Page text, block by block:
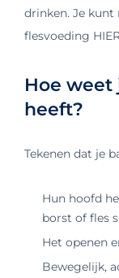
drinken. Je
flesvoeding
Hoe weet
heeft?
Tekenen dat je
Hun hoofd
borst of fles
Het openen
Bewegelijk,